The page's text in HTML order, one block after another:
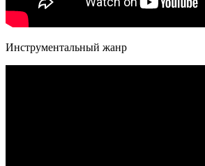
Инструментальный жанр